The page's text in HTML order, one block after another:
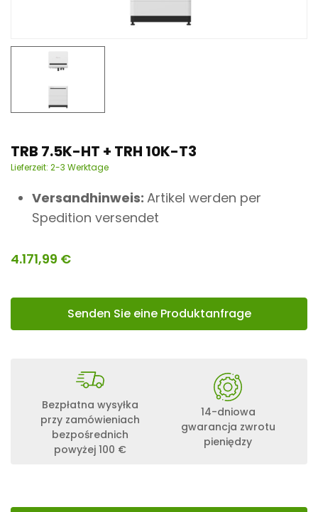
TRB 7.5K-HT + TRH 10K-T3
Lieferzeit: 2-3 Werktage
Versandhinweis: Artikel werden per
Spedition versendet
4.171,99 €
Senden Sie eine Produktanfrage
Bezpłatna wysyłka
przy zamówieniach
bezpośrednich
powyżej 100 €
14-dniowa
gwarancja zwrotu
pieniędzy